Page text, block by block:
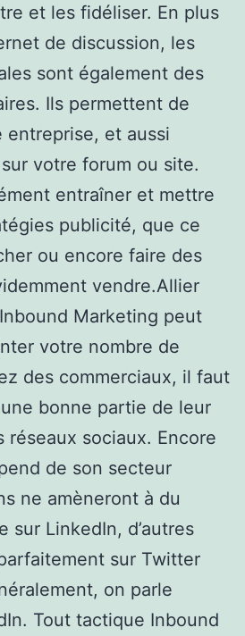
et les fidéliser. En plus
de discussion, les
sont également des
Ils permettent de
entreprise, et aussi
votre forum ou site.
entraîner et mettre
publicité, que ce
ou encore faire des
vendre.Allier
Marketing peut
votre nombre de
des commerciaux, il faut
bonne partie de leur
réseaux sociaux. Encore
de son secteur
ne amèneront à du
sur LinkedIn, d’autres
sur Twitter
on parle
Tout tactique Inbound